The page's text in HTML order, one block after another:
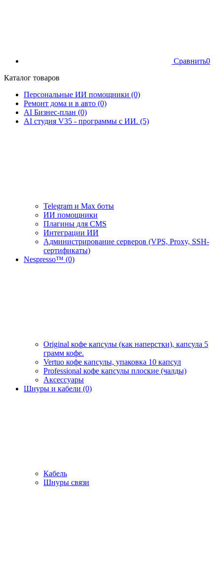
Сравнить0
Каталог товаров
Персональные ИИ помощники (0)
Ремонт дома и в авто (0)
AI Бизнес-план (0)
AI студия V35 - программы с ИИ. (5)
Telegram и Max боты
ИИ помощники
Плагины для CMS
Интеграции ИИ
Администрирование серверов (VPS, Proxy, SSH-
сертификаты)
Nespresso™ (0)
Original кофе капсулы (как наперстки), капсула 5
грамм кофе.
Vertuo кофе капсулы, упаковка 10 капсул
Professional кофе капсулы плоские (чалды)
Аксессуары
Шнуры и кабели (0)
Кабель
Шнуры связи